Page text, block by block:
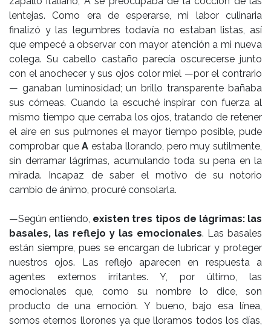
lentejas. Como era de esperarse, mi labor culinaria
finalizó y las legumbres todavía no estaban listas, así
que empecé a observar con mayor atención a mi nueva
colega. Su cabello castaño parecía oscurecerse junto
con el anochecer y sus ojos color miel —por el contrario
— ganaban luminosidad; un brillo transparente bañaba
sus córneas. Cuando la escuché inspirar con fuerza al
mismo tiempo que cerraba los ojos, tratando de retener
el aire en sus pulmones el mayor tiempo posible, pude
comprobar queA estaba llorando, pero muy sutilmente,
sin derramar lágrimas, acumulando toda su pena en la
mirada. Incapaz de saber el motivo de su notorio
cambio de ánimo, procuré consolarla.
—Según entiendo, existen tres tipos de lágrimas: las
basales, las reflejo y las emocionales. Las basales
están siempre, pues se encargan de lubricar y proteger
nuestros ojos. Las reflejo aparecen en respuesta a
agentes externos irritantes. Y, por último, las
emocionales que, como su nombre lo dice, son
producto de una emoción. Y bueno, bajo esa línea,
somos eternos llorones ya que lloramos todos los días,